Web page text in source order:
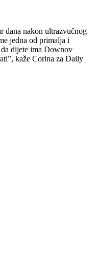
dana nakon ultrazvučnog
jedna od primalja i
da dijete ima Downov
kaže Corina za Daily